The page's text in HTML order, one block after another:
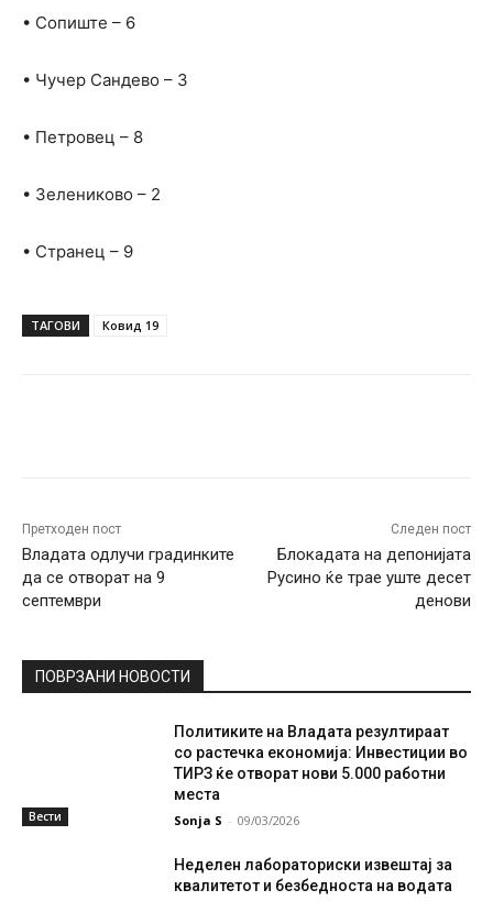
• Сопиште – 6
• Чучер Сандево – 3
• Петровец – 8
• Зелениково – 2
• Странец – 9
ТАГОВИ Ковид 19
Претходен пост
Владата одлучи градинките
да се отворат на 9
септември
Следен пост
Блокадата на депонијата
Русино ќе трае уште десет
денови
ПОВРЗАНИ НОВОСТИ
Вести
Политиките на Владата резултираат
со растечка економија: Инвестиции во
ТИРЗ ќе отворат нови 5.000 работни
места
Sonja S - 09/03/2026
Неделен лабораториски извештај за
квалитетот и безбедноста на водата